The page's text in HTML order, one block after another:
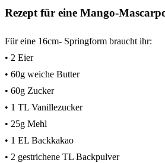
Rezept für eine Mango-
Für eine 16cm- Springform braucht ihr:
• 2 Eier
• 60g weiche Butter
• 60g Zucker
• 1 TL Vanillezucker
• 25g Mehl
• 1 EL Backkakao
• 2 gestrichene TL Backpulver